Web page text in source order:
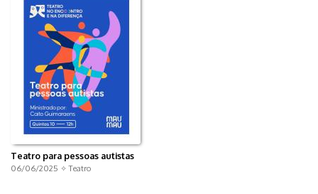
Teatro para pessoas autistas
06/06/2025 ✧Teatro